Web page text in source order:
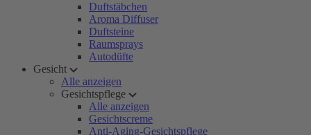
Duftstäbchen
Aroma Diffuser
Duftsteine
Raumsprays
Autodüfte
Gesicht
Alle anzeigen
Gesichtspflege
Alle anzeigen
Gesichtscreme
Anti-Aging-Gesichtspflege